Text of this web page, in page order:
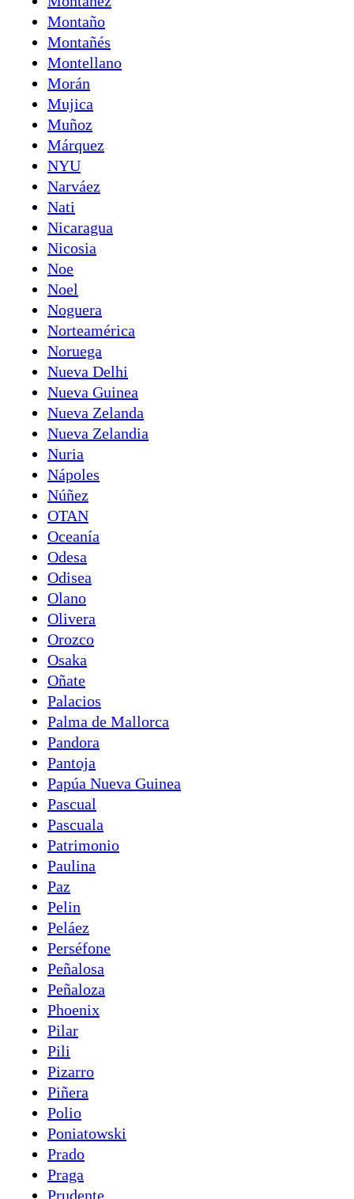
Montaño
Montañés
Montellano
Morán
Mujica
Muñoz
Márquez
NYU
Narváez
Nati
Nicaragua
Nicosia
Noe
Noel
Noguera
Norteamérica
Noruega
Nueva Delhi
Nueva Guinea
Nueva Zelanda
Nueva Zelandia
Nuria
Nápoles
Núñez
OTAN
Oceanía
Odesa
Odisea
Olano
Olivera
Orozco
Osaka
Oñate
Palacios
Palma de Mallorca
Pandora
Pantoja
Papúa Nueva Guinea
Pascual
Pascuala
Patrimonio
Paulina
Paz
Pelin
Peláez
Perséfone
Peñalosa
Peñaloza
Phoenix
Pilar
Pili
Pizarro
Piñera
Polio
Poniatowski
Prado
Praga
Prudente